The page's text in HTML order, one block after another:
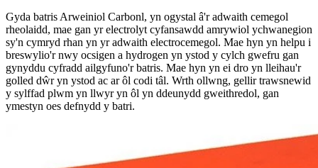
Gyda batris Arweiniol Carbonl, yn ogystal â'r adwaith cemegol
rheolaidd, mae gan yr electrolyt cyfansawdd amrywiol ychwanegion
sy'n cymryd rhan yn yr adwaith electrocemegol. Mae hyn yn helpu i
breswylio'r nwy ocsigen a hydrogen yn ystod y cylch gwefru gan
gynyddu cyfradd ailgyfuno'r batris. Mae hyn yn ei dro yn lleihau'r
golled dŵr yn ystod ac ar ôl codi tâl. Wrth ollwng, gellir trawsnewid
y sylffad plwm yn llwyr yn ôl yn ddeunydd gweithredol, gan
ymestyn oes defnydd y batri.